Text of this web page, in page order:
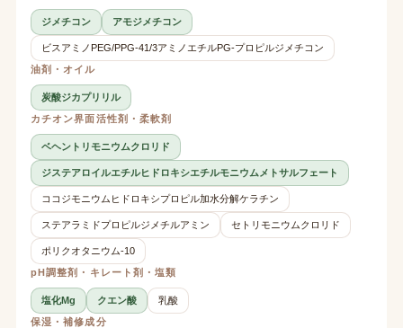
ジメチコン アモジメチコン
ビスアミノPEG/PPG-41/3アミノエチルPG-プロピルジメチコン
油剤・オイル
炭酸ジカプリリル
カチオン界面活性剤・柔軟剤
ベヘントリモニウムクロリド
ジステアロイルエチルヒドロキシエチルモニウムメトサルフェート
ココジモニウムヒドロキシプロピル加水分解ケラチン
ステアラミドプロピルジメチルアミン セトリモニウムクロリド
ポリクオタニウム-10
pH調整剤・キレート剤・塩類
塩化Mg クエン酸
乳酸
保湿・補修成分